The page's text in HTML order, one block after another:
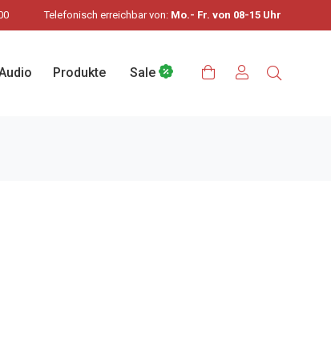
Telefonisch erreichbar von: Mo.- Fr. von 08-15 Uhr
Produkte Sale